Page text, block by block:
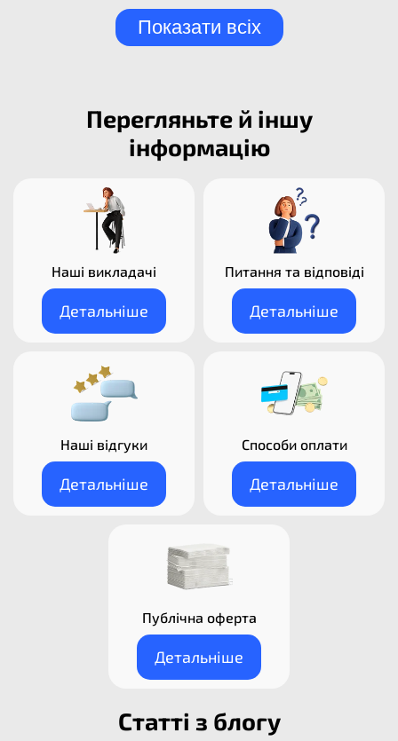
Показати всіх
Перегляньте й іншу
інформацію
Наші викладачі​
Детальніше
Питання та відповіді
Детальніше
Наші відгуки
Детальніше
Способи оплати
Детальніше
Публічна оферта
Детальніше
Статті з блогу